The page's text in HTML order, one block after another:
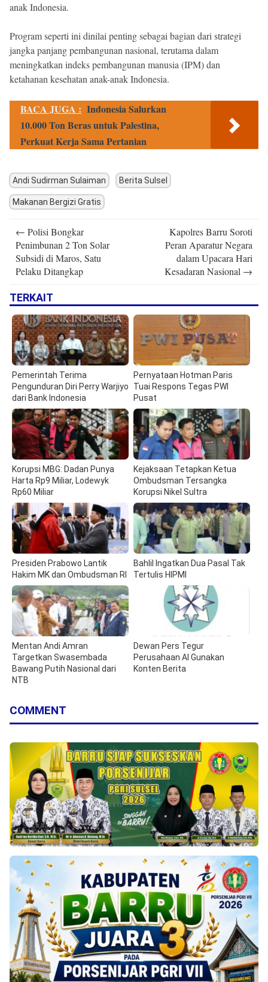
anak Indonesia.
Program seperti ini dinilai penting sebagai bagian dari strategi
jangka panjang pembangunan nasional, terutama dalam
meningkatkan indeks pembangunan manusia (IPM) dan
ketahanan kesehatan anak-anak Indonesia.
BACA JUGA : Indonesia Salurkan
10.000 Ton Beras untuk Palestina,
Perkuat Kerja Sama Pertanian
Andi Sudirman Sulaiman Berita Sulsel
Makanan Bergizi Gratis
navigation
← Polisi Bongkar
Penimbunan 2 Ton Solar
Subsidi di Maros, Satu
Pelaku Ditangkap
Kapolres Barru Soroti
Peran Aparatur Negara
dalam Upacara Hari
Kesadaran Nasional →
TERKAIT
Pemerintah Terima
Pengunduran Diri Perry Warjiyo
dari Bank Indonesia
Pernyataan Hotman Paris
Tuai Respons Tegas PWI
Pusat
Korupsi MBG: Dadan Punya
Harta Rp9 Miliar, Lodewyk
Rp60 Miliar
Kejaksaan Tetapkan Ketua
Ombudsman Tersangka
Korupsi Nikel Sultra
Presiden Prabowo Lantik
Hakim MK dan Ombudsman RI
Bahlil Ingatkan Dua Pasal Tak
Tertulis HIPMI
Mentan Andi Amran
Targetkan Swasembada
Bawang Putih Nasional dari
NTB
Dewan Pers Tegur
Perusahaan AI Gunakan
Konten Berita
COMMENT